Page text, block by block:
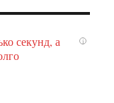
i
секунд, а